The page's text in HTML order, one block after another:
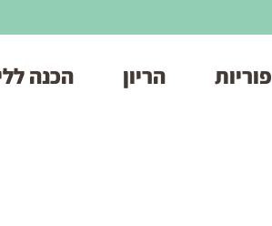
פוריות הריון הכנה